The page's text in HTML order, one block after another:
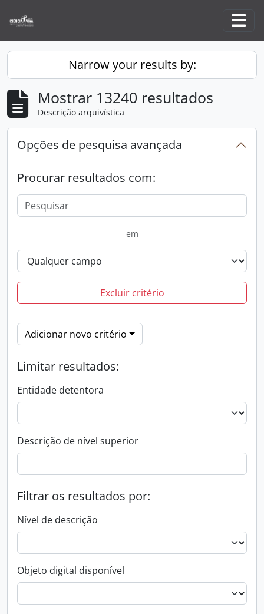
Narrow your results by:
Mostrar 13240 resultados
Descrição arquivística
Opções de pesquisa avançada
Procurar resultados com:
em
Excluir critério
Adicionar novo critério
Limitar resultados:
Entidade detentora
Descrição de nível superior
Filtrar os resultados por:
Nível de descrição
Objeto digital disponível